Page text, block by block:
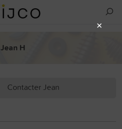
Jean H
Contacter Jean
×